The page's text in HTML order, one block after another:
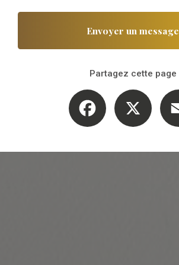
Envoyer un message
Partagez cette page
Facebook